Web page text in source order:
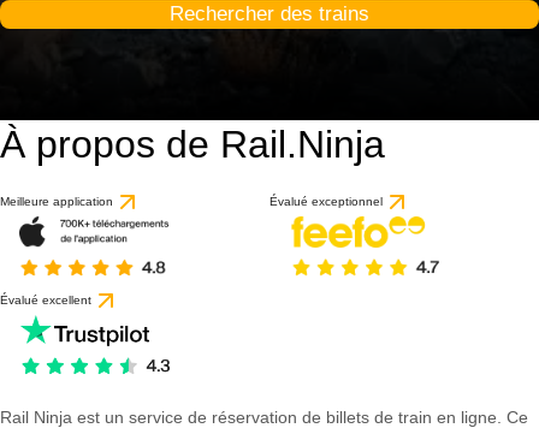
Rechercher des trains
À propos de Rail.Ninja
Meilleure application Évalué exceptionnel
Évalué excellent
Rail Ninja est un service de réservation de billets de train en ligne. Ce